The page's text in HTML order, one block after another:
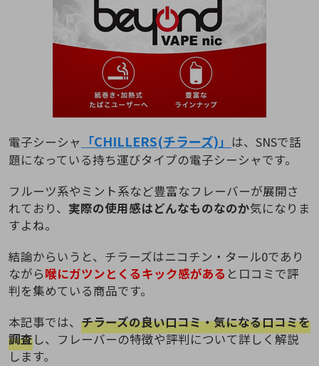
電子シーシャ 「CHILLERS(チラーズ)」 は、SNSで話
題になっている持ち運びタイプの電子シーシャです。
フルーツ系やミント系など豊富なフレーバーが展開さ
れており、 実際の使用感はどんなものなのか気になりま
すよね。
結論からいうと、チラーズはニコチン・タール0であり
ながら喉にガツンとくるキック感がある と口コミで評
判を集めている商品です。
本記事では、 チラーズの良い口コミ・気になる口コミを
調査し、フレーバーの特徴や評判について詳しく解説
します。